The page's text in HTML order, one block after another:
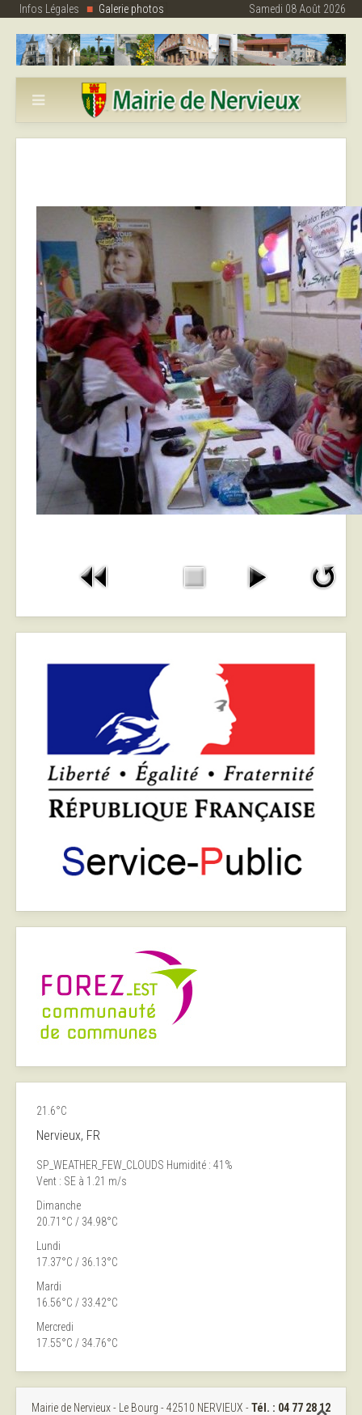
Infos Légales Galerie photos Samedi 08 Août 2026
21.6°C
Nervieux, FR
SP_WEATHER_FEW_CLOUDS Humidité : 41%
Vent : SE à 1.21 m/s
Dimanche
20.71°C / 34.98°C
Lundi
17.37°C / 36.13°C
Mardi
16.56°C / 33.42°C
Mercredi
17.55°C / 34.76°C
Mairie de Nervieux - Le Bourg - 42510 NERVIEUX -Tél. : 04 77 28 12